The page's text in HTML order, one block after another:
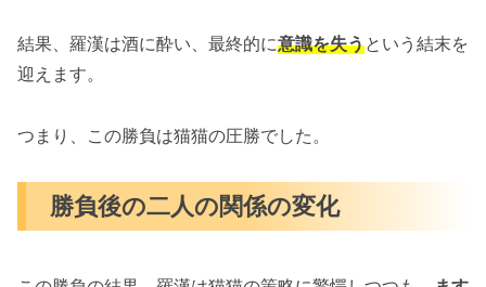
結果、羅漢は酒に酔い、最終的に意識を失うという結末を
迎えます。
つまり、この勝負は猫猫の圧勝でした。
勝負後の二人の関係の変化